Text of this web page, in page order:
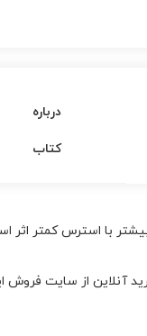
درباره
کتاب
با استرس کمتر اثر
آنلاین از سایت